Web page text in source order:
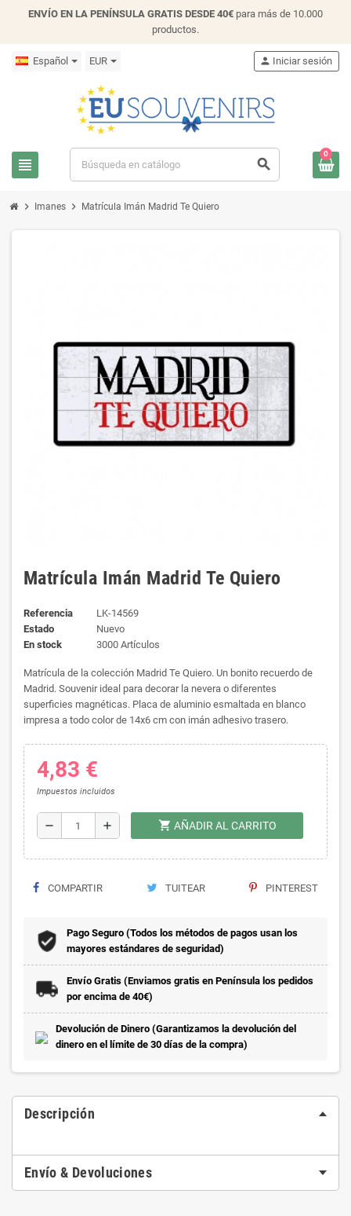
ENVÍO EN LA PENÍNSULA GRATIS DESDE 40€ para más de 10.000
productos.
Español EUR
view_headline search
person Iniciar sesión
0
chevron_right Imanes chevron_right Matrícula Imán Madrid Te Quiero
Matrícula Imán Madrid Te Quiero
Referencia
LK-14569
Estado
Nuevo
En stock
3000 Artículos
Matrícula de la colección Madrid Te Quiero. Un bonito recuerdo de
Madrid. Souvenir ideal para decorar la nevera o diferentes
superficies magnéticas. Placa de aluminio esmaltada en blanco
impresa a todo color de 14x6 cm con imán adhesivo trasero.
4,83 €
Impuestos incluidos
remove add shopping_cart AÑADIR AL CARRITO
COMPARTIR TUITEAR PINTEREST
Pago Seguro (Todos los métodos de pagos usan los
mayores estándares de seguridad)
Envío Gratis (Enviamos gratis en Península los pedidos
por encima de 40€)
Devolución de Dinero (Garantizamos la devolución del
dinero en el límite de 30 días de la compra)
Descripción
Envío & Devoluciones